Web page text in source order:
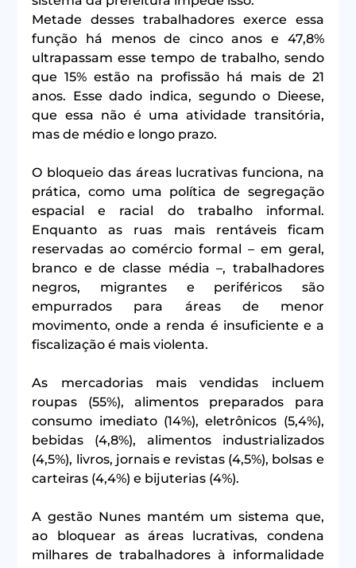
Metade desses trabalhadores exerce essa
função há menos de cinco anos e 47,8%
ultrapassam esse tempo de trabalho, sendo
que 15% estão na profissão há mais de 21
anos. Esse dado indica, segundo o Dieese,
que essa não é uma atividade transitória,
mas de médio e longo prazo.
O bloqueio das áreas lucrativas funciona, na
prática, como uma política de segregação
espacial e racial do trabalho informal.
Enquanto as ruas mais rentáveis ficam
reservadas ao comércio formal – em geral,
branco e de classe média –, trabalhadores
negros, migrantes e periféricos são
empurrados para áreas de menor
movimento, onde a renda é insuficiente e a
fiscalização é mais violenta.
As mercadorias mais vendidas incluem
roupas (55%), alimentos preparados para
consumo imediato (14%), eletrônicos (5,4%),
bebidas (4,8%), alimentos industrializados
(4,5%), livros, jornais e revistas (4,5%), bolsas e
carteiras (4,4%) e bijuterias (4%).
A gestão Nunes mantém um sistema que,
ao bloquear as áreas lucrativas, condena
milhares de trabalhadores à informalidade